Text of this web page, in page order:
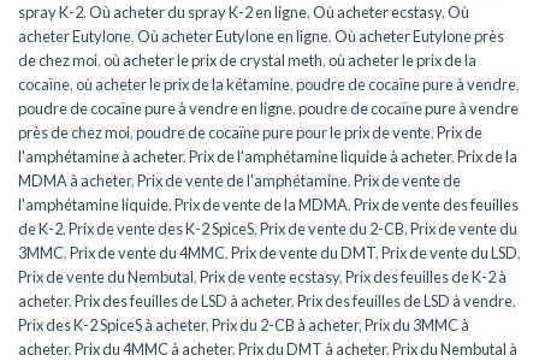
spray K-2,Où acheter du spray K-2 en ligne,Où acheter ecstasy,Où
acheter Eutylone,Où acheter Eutylone en ligne,Où acheter Eutylone près
de chez moi,où acheter le prix de crystal meth,où acheter le prix de la
cocaïne,où acheter le prix de la kétamine,poudre de cocaïne pure à vendre,
poudre de cocaïne pure à vendre en ligne,poudre de cocaïne pure à vendre
près de chez moi,poudre de cocaïne pure pour le prix de vente,Prix de
l'amphétamine à acheter,Prix de l'amphétamine liquide à acheter,Prix de la
MDMA à acheter,Prix de vente de l'amphétamine,Prix de vente de
l'amphétamine liquide,Prix de vente de la MDMA,Prix de vente des feuilles
de K-2,Prix de vente des K-2 SpiceS,Prix de vente du 2-CB,Prix de vente du
3MMC,Prix de vente du 4MMC,Prix de vente du DMT,Prix de vente du LSD,
Prix de vente du Nembutal,Prix de vente ecstasy,Prix des feuilles de K-2 à
acheter,Prix des feuilles de LSD à acheter,Prix des feuilles de LSD à vendre,
Prix des K-2 SpiceS à acheter,Prix du 2-CB à acheter,Prix du 3MMC à
acheter,Prix du 4MMC à acheter,Prix du DMT à acheter,Prix du Nembutal à